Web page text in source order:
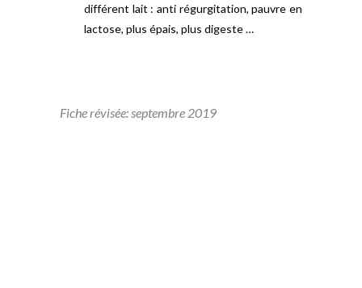
différent lait : anti régurgitation, pauvre en
lactose, plus épais, plus digeste …
Fiche révisée: septembre 2019